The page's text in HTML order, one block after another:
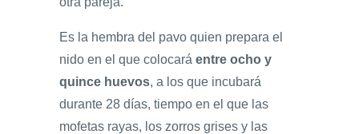
Es la hembra del pavo quien prepara el
nido en el que colocará entre ocho y
quince huevos, a los que incubará
durante 28 días, tiempo en el que las
mofetas rayas, los zorros grises y las